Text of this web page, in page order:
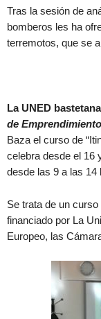
Tras la sesión de
bomberos les ha
terremotos, que se
La UNED
de
Baza el curso de
celebra desde el 16
desde las 9 a las 14
Se trata de un
financiado por La
Europeo, las